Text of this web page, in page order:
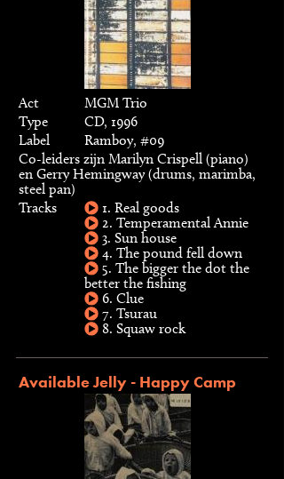
Act
MGM Trio
Type
CD, 1996
Label
Ramboy, #09
Co-leiders zijn Marilyn Crispell (piano)
en Gerry Hemingway (drums, marimba,
steel pan)
Tracks
1. Real goods
2. Temperamental Annie
3. Sun house
4. The pound fell down
5. The bigger the dot the
better the fishing
6. Clue
7. Tsurau
8. Squaw rock
Available Jelly - Happy Camp